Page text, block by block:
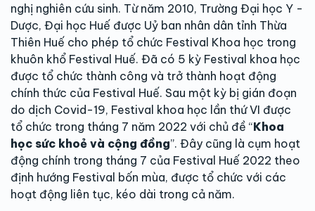
nghị nghiên cứu sinh. Từ năm 2010, Trường Đại học Y -
Dược, Đại học Huế được Uỷ ban nhân dân tỉnh Thừa
Thiên Huế cho phép tổ chức Festival Khoa học trong
khuôn khổ Festival Huế. Đã có 5 kỳ Festival khoa học
được tổ chức thành công và trở thành hoạt động
chính thức của Festival Huế. Sau một kỳ bị gián đoạn
do dịch Covid-19, Festival khoa học lần thứ VI được
tổ chức trong tháng 7 năm 2022 với chủ đề “Khoa
học sức khoẻ và cộng đồng”. Đây cũng là cụm hoạt
động chính trong tháng 7 của Festival Huế 2022 theo
định hướng Festival bốn mùa, được tổ chức với các
hoạt động liên tục, kéo dài trong cả năm.